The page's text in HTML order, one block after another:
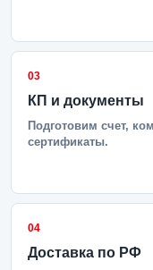
03
КП и документы
Подготовим счет,
сертификаты.
04
Доставка по РФ